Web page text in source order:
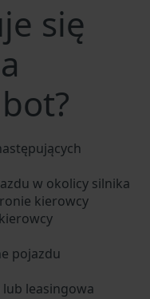
się
w okolicy silnika
kierowcy
pojazdu
leasingowa